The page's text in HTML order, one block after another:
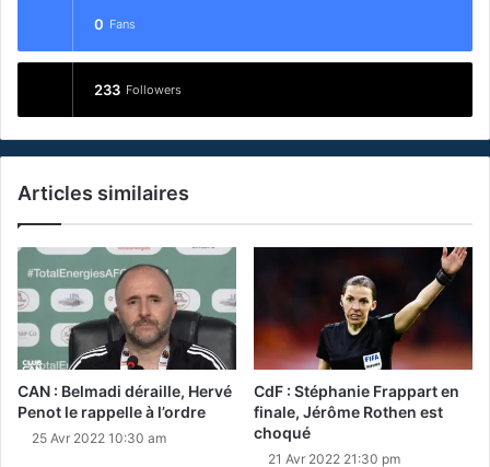
0 Fans
233 Followers
Articles similaires
CAN : Belmadi déraille, Hervé
Penot le rappelle à l’ordre
25 Avr 2022 10:30 am
CdF : Stéphanie Frappart en
finale, Jérôme Rothen est
choqué
21 Avr 2022 21:30 pm